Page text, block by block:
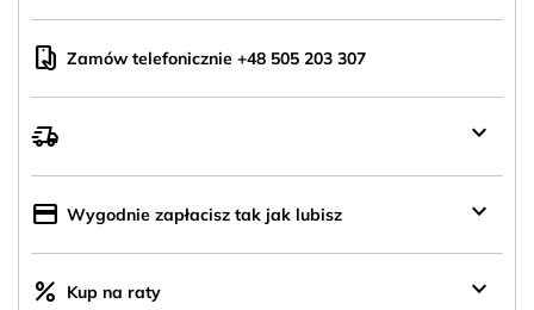
mobile_hand Zamów telefonicznie +48 505 203 307
delivery_truck_speed keyboard_arrow_down
credit_card Wygodnie zapłacisz tak jak lubisz keyboard_arrow_down
percent Kup na raty keyboard_arrow_down